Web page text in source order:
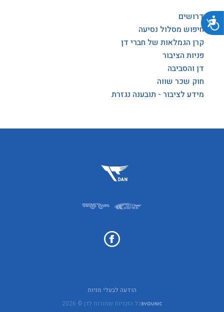
נגישות
דרושים
חיפוש מסלול נסיעה
קרן הגמלאות של חברי דן
פניות הציבור
דן והסביבה
חוק שכר שווה
מידע לציבור - תובענה נגזרת
הודעה לבעלי מניות
כל הזכויות שמורות לדן © 2026